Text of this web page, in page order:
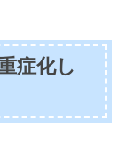
症化し